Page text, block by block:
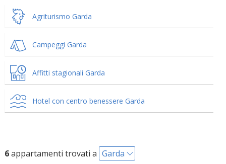
Agriturismo Garda
Campeggi Garda
Affitti stagionali Garda
Hotel con centro benessere Garda
6appartamenti trovati a Garda